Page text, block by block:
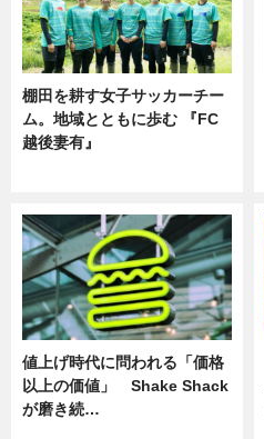
棚田を耕す女子サッカーチー
ム。地域とともに歩む 『FC
越後妻有』
値上げ時代に問われる「価格
以上の価値」 Shake Shack
が磨き続…